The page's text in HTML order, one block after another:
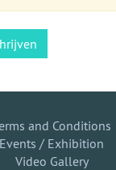
and Conditions
Events / Exhibition
Video Gallery